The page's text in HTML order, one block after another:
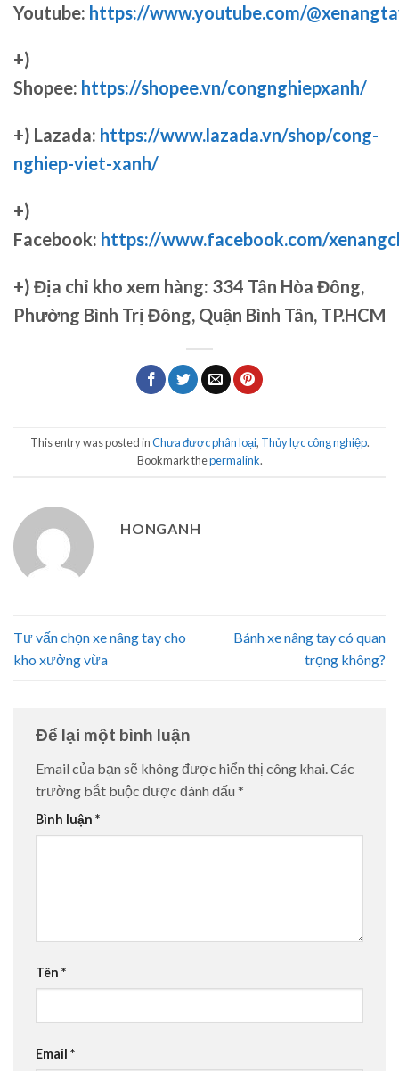
Youtube: https://www.youtube.com/
+)
Shopee: https://shopee.vn/congnghiepxanh/
+) Lazada: https://www.lazada.vn/shop/cong-
nghiep-viet-xanh/
+)
Facebook: https://www.facebook.com/
+) Địa chỉ kho xem hàng: 334 Tân Hòa Đông,
Phường Bình Trị Đông, Quận Bình Tân, TP.HCM
This entry was posted inChưa được phân loại, Thủy lực công nghiệp.
Bookmark thepermalink.
HONGANH
Tư vấn chọn xe nâng tay cho
kho xưởng vừa
Bánh xe nâng tay có quan
trọng không?
Để lại một bình luận
Email của bạn sẽ không được hiển thị công khai.Các
trường bắt buộc được đánh dấu *
Bình luận *
Tên *
Email *